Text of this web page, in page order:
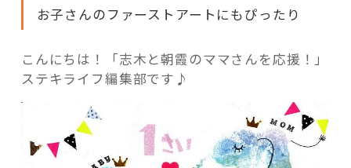
これからの暮らし 住み替え相談
記事検索
お子さんのファーストアートにもぴったり
こんにちは！「志木と朝霞のママさんを応援！」
ステキライフ編集部です♪